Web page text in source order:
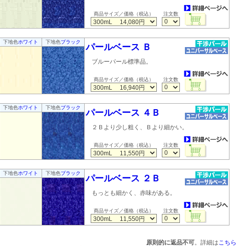
商品サイズ／価格（税込） 注文数
下地色ホワイト 下地色ブラック
パールベース Ｂ
ブルーパール標準品。
商品サイズ／価格（税込） 注文数
下地色ホワイト 下地色ブラック
パールベース ４Ｂ
２Ｂより少し粗く、Ｂより細かい。
商品サイズ／価格（税込） 注文数
下地色ホワイト 下地色ブラック
パールベース ２Ｂ
もっとも細かく、赤味がある。
商品サイズ／価格（税込） 注文数
原則的に返品不可。詳細はこちら